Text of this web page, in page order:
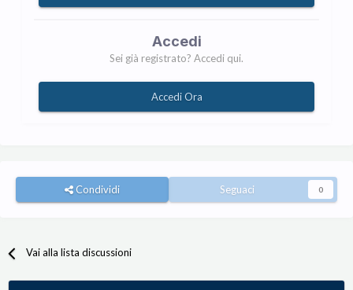
Accedi
Sei già registrato? Accedi qui.
Accedi Ora
Condividi Seguaci 0
Vai alla lista discussioni